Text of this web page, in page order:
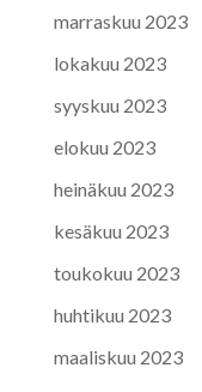
marraskuu 2023
lokakuu 2023
syyskuu 2023
elokuu 2023
heinäkuu 2023
kesäkuu 2023
toukokuu 2023
huhtikuu 2023
maaliskuu 2023